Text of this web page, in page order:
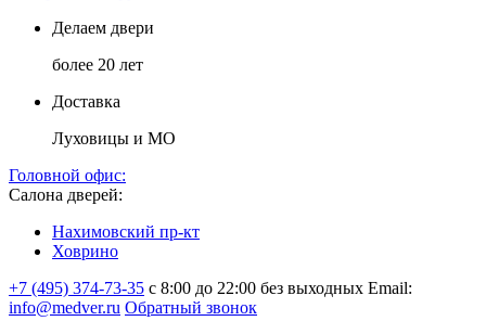
Делаем двери
более 20 лет
Доставка
Луховицы и МО
Головной офис:
Салона дверей:
Нахимовский пр-кт
Ховрино
+7 (495) 374-73-35 с 8:00 до 22:00 без выходных Email:
info@medver.ru Обратный звонок